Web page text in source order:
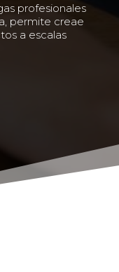
profesionales
permite creae
a escalas